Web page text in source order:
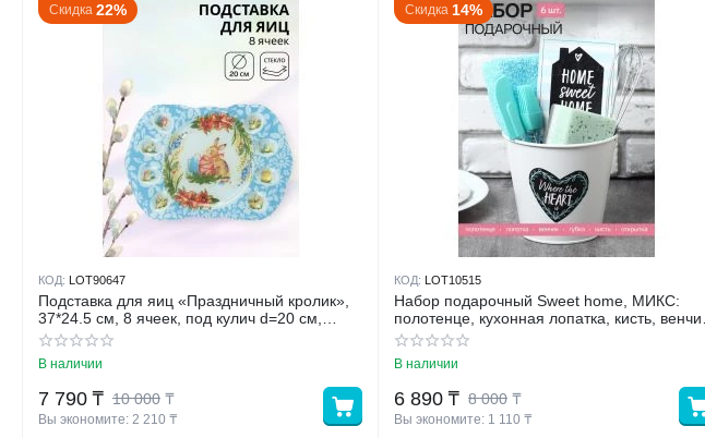
Скидка 22%
КОД: LOT90647
Подставка для яиц «Праздничный кролик»,
37*24.5 см, 8 ячеек, под кулич d=20 см,
стекло, голубая
В наличии
10 000 ₸
7 790 ₸
Вы экономите: 2 210 ₸
Скидка 14%
КОД: LOT10515
Набор подарочный Sweet home, МИКС:
полотенце, кухонная лопатка, кисть, венчик,
губка
В наличии
8 000 ₸
6 890 ₸
Вы экономите: 1 110 ₸